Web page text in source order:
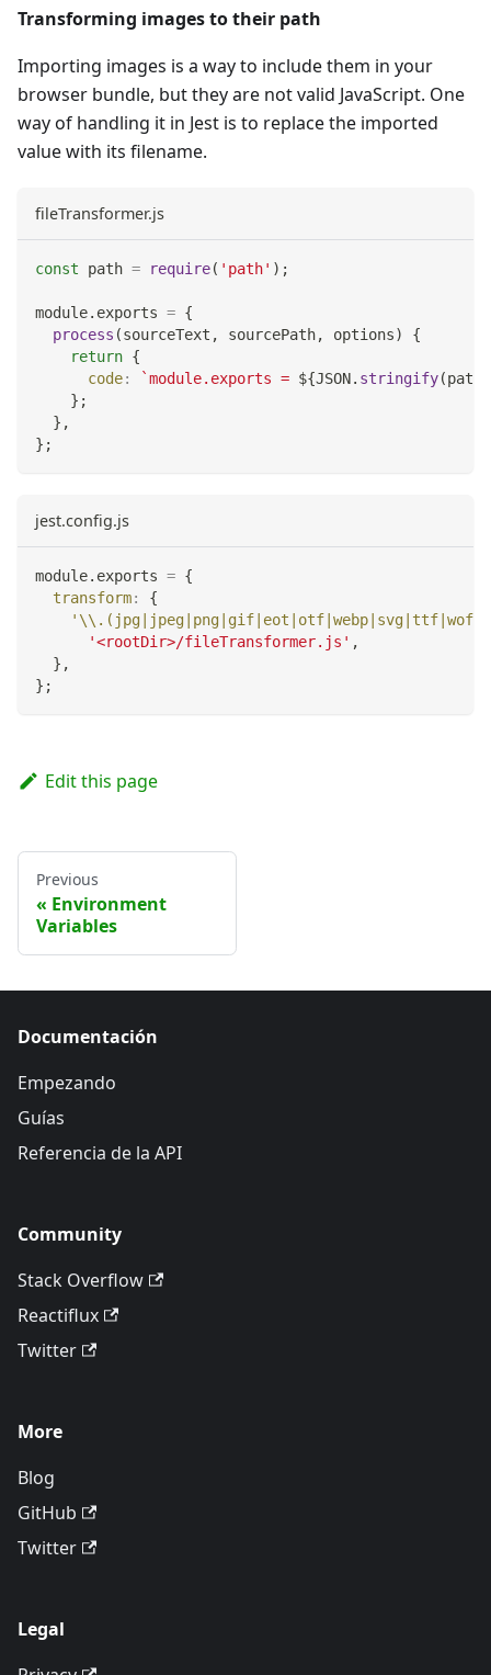
Transforming images to their path
Importing images is a way to include them in your
browser bundle, but they are not valid JavaScript. One
way of handling it in Jest is to replace the imported
value with its filename.
fileTransformer.js
const path = require( 'path' ) ;
module. exports = {
process (sourceText , sourcePath, options)
{
return {
code: `module.exports = ${JSON. stringify(path
} ;
} ,
} ;
jest.config.js
module. exports = {
transform:
{
'<rootDir>/fileTransformer.js' ,
} ,
} ;
Edit this page
Previous
Environment
Variables
Documentación
Empezando
Guías
Referencia de la API
Community
Stack Overflow
Reactiflux
Twitter
More
Blog
GitHub
Twitter
Legal